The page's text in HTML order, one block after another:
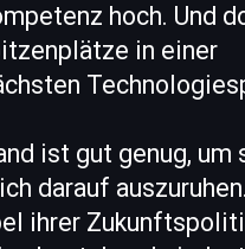
hoch. Und
in einer
ist gut genug, um
darauf auszuruhen.
ihrer